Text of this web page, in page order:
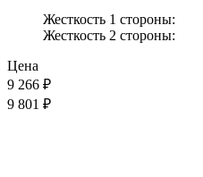
Жесткость 1 стороны:
Жесткость 2 стороны:
Цена
9 266 ₽
9 801 ₽